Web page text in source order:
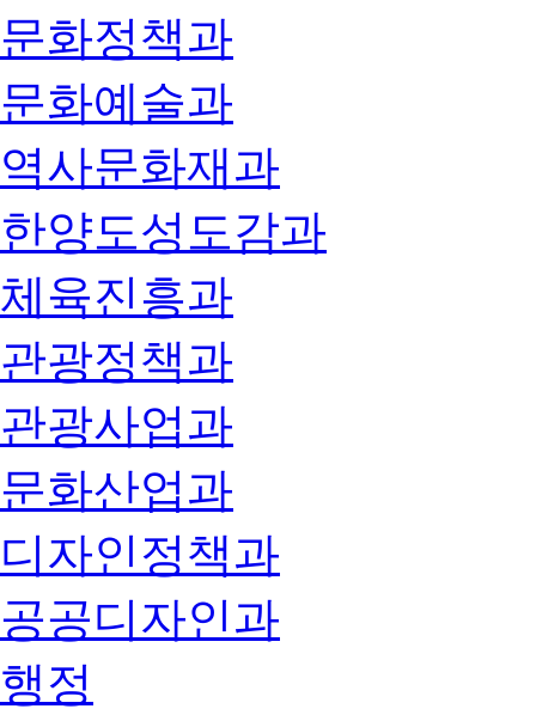
문화정책과
문화예술과
역사문화재과
한양도성도감과
체육진흥과
관광정책과
관광사업과
문화산업과
디자인정책과
공공디자인과
행정